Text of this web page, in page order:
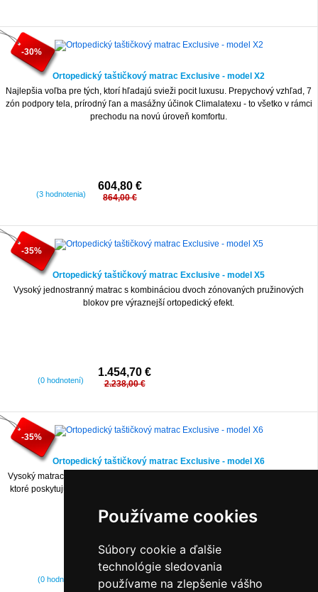
Používame cookies
Súbory cookie a ďalšie
technológie sledovania
používame na zlepšenie vášho
-30%
Ortopedický taštičkový matrac Exclusive - model X2
Najlepšia voľba pre tých, ktorí hľadajú svieži pocit luxusu. Prepychový vzhľad, 7
zón podpory tela, prírodný ľan a masážny účinok Climalatexu - to všetko v rámci
prechodu na novú úroveň komfortu.
(3 hodnotenia)
604,80 €
864,00 €
-35%
Ortopedický taštičkový matrac Exclusive - model X5
Vysoký jednostranný matrac s kombináciou dvoch zónovaných pružinových
blokov pre výraznejší ortopedický efekt.
(0 hodnotení)
1.454,70 €
2.238,00 €
-35%
Ortopedický taštičkový matrac Exclusive - model X6
Vysoký matrac strednej tvrdosti zložený z dvoch pružinových blokov Medizone,
ktoré poskytujú chrbtici vynikajúcu podporu a umožňujú plne relaxovať počas
(0 hodnotení)
1.615,90 €
2.486,00 €